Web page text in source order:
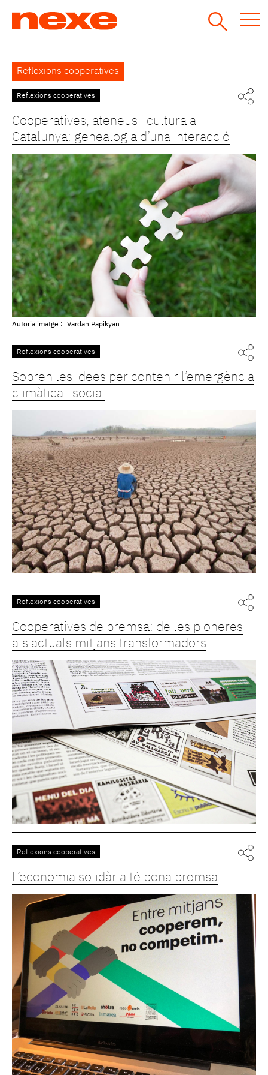
Back
to
top
Reflexions cooperatives
Reflexions cooperatives
Cooperatives, ateneus i cultura a
Catalunya: genealogia d’una interacció
Autoria imatge : Vardan Papikyan
Reflexions cooperatives
Sobren les idees per contenir l’emergència
climàtica i social
Reflexions cooperatives
Cooperatives de premsa: de les pioneres
als actuals mitjans transformadors
Reflexions cooperatives
L’economia solidària té bona premsa
Pàgines